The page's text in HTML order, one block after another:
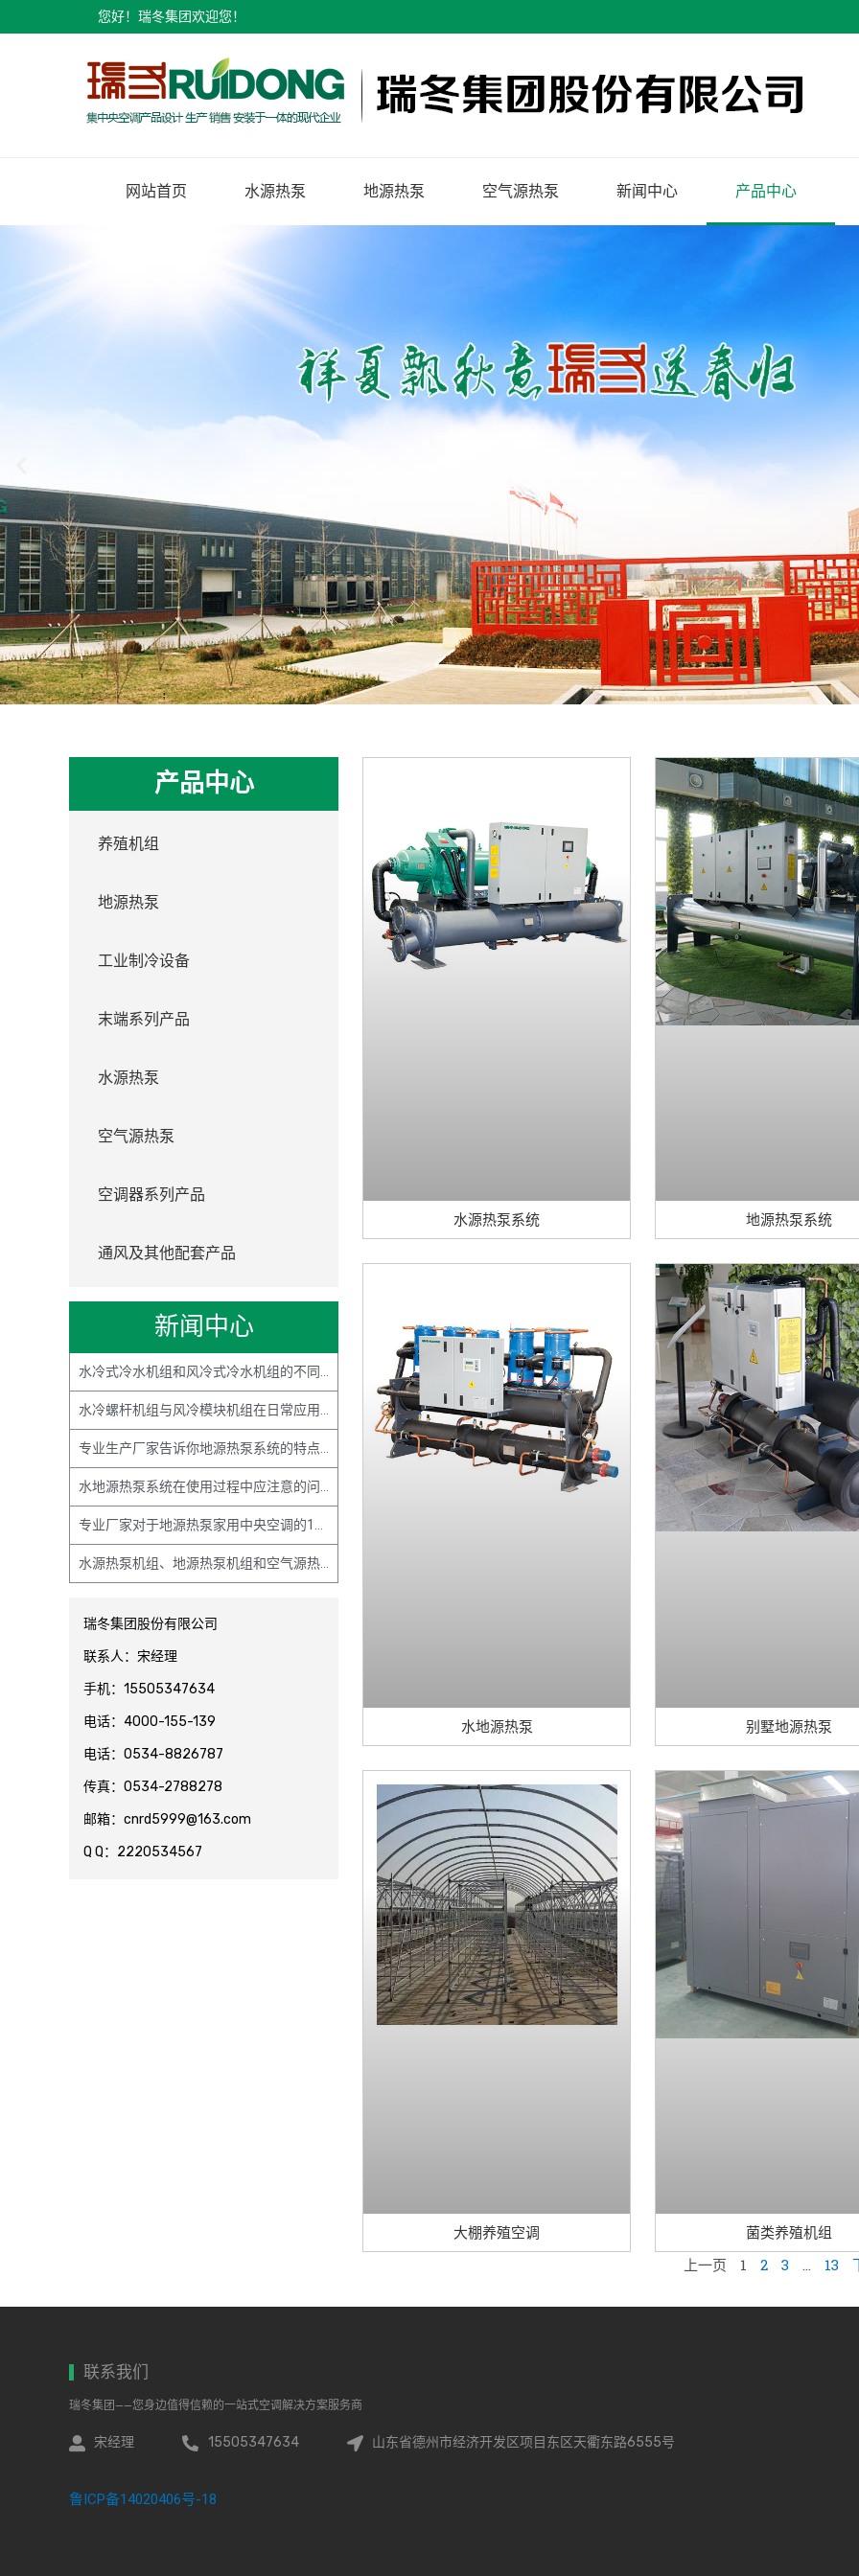
您好！瑞冬集团欢迎您！
网站首页 水源热泵 地源热泵 空气源热泵 新闻中心 产品中心
产品中心
养殖机组
地源热泵
工业制冷设备
末端系列产品
水源热泵
空气源热泵
空调器系列产品
通风及其他配套产品
新闻中心
瑞冬集团股份有限公司
联系人：宋经理
手机：15505347634
电话：4000-155-139
电话：0534-8826787
传真：0534-2788278
邮箱：cnrd5999@163.com
Q Q：2220534567
水源热泵系统 地源热泵系统
水地源热泵 别墅地源热泵
大棚养殖空调 菌类养殖机组
上一页 1 2 3 … 13
联系我们
瑞冬集团——您身边值得信赖的一站式空调解决方案服务商
宋经理 15505347634 山东省德州市经济开发区项目东区天衢东路6555号
鲁ICP备14020406号-18